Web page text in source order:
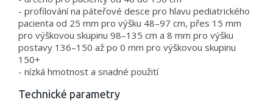
- profilování na páteřové desce pro hlavu pediatrického
pacienta od 25 mm pro výšku 48–97 cm, přes 15 mm
pro výškovou skupinu 98–135 cm a 8 mm pro výšku
postavy 136–150 až po 0 mm pro výškovou skupinu
150+
- nízká hmotnost a snadné použití
Technické parametry